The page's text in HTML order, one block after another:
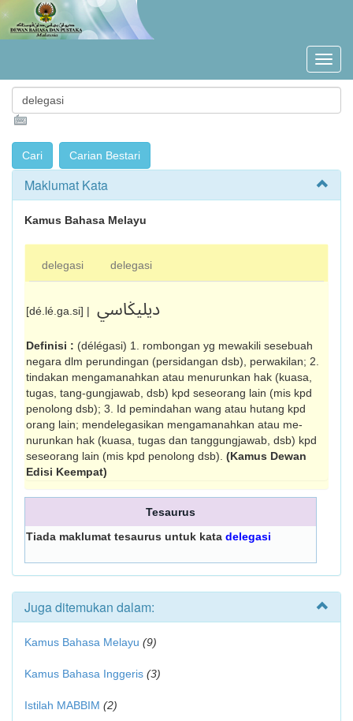
Maklumat Kata
Kamus Bahasa Melayu
delegasi delegasi
[dé.lé.ga.si] | ديليݢاسي
Definisi : (délégasi) 1. rombongan yg mewakili sesebuah
negara dlm perundingan (persidang­an dsb), perwakilan; 2.
tindakan mengamanah­kan atau menurunkan hak (kuasa,
tugas, tang-gungjawab, dsb) kpd seseorang lain (mis kpd
penolong dsb); 3. Id pemindahan wang atau hutang kpd
orang lain; mendelegasikan mengamanahkan atau me­­
nurunkan hak (kuasa, tugas dan tang­gungjawab, dsb) kpd
seseorang lain (mis kpd penolong dsb). (Kamus Dewan
Edisi Keempat)
Tesaurus
Tiada maklumat tesaurus untuk kata delegasi
Juga ditemukan dalam:
Kamus Bahasa Melayu (9)
Kamus Bahasa Inggeris (3)
Istilah MABBIM (2)